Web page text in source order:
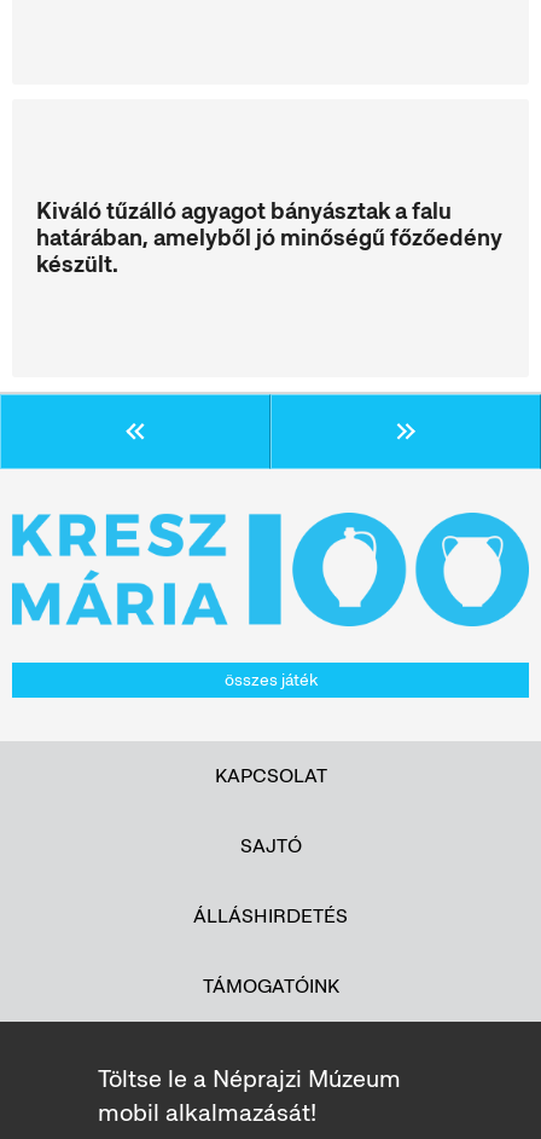
Kiváló tűzálló agyagot bányásztak a falu
határában, amelyből jó minőségű főzőedény
készült.
összes játék
KAPCSOLAT
SAJTÓ
ÁLLÁSHIRDETÉS
TÁMOGATÓINK
Töltse le a Néprajzi Múzeum
mobil alkalmazását!